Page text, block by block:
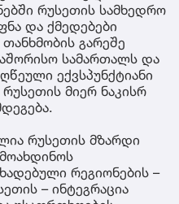
რუსეთის სამხედრო
და ქმედებები
გარეშე
სამართალს და
ექვსპუნქტიანი
რუსეთის მიერ ნაკისრ
რუსეთის მზარდი
რეგიონების –
– ინტეგრაცია